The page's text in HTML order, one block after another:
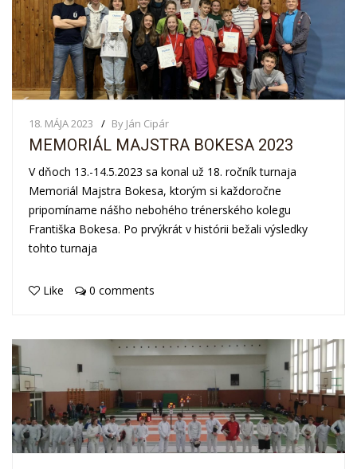
18. MÁJA 2023 By Ján Cipár
MEMORIÁL MAJSTRA BOKESA 2023
V dňoch 13.-14.5.2023 sa konal už 18. ročník turnaja
Memoriál Majstra Bokesa, ktorým si každoročne
pripomíname nášho nebohého trénerského kolegu
Františka Bokesa. Po prvýkrát v histórii bežali výsledky
tohto turnaja
Like 0 comments